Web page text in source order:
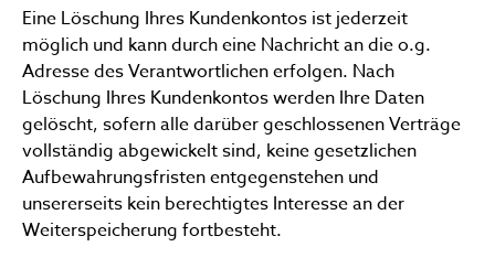
Eine Löschung Ihres Kundenkontos ist jederzeit
möglich und kann durch eine Nachricht an die o.g.
Adresse des Verantwortlichen erfolgen. Nach
Löschung Ihres Kundenkontos werden Ihre Daten
gelöscht, sofern alle darüber geschlossenen Verträge
vollständig abgewickelt sind, keine gesetzlichen
Aufbewahrungsfristen entgegenstehen und
unsererseits kein berechtigtes Interesse an der
Weiterspeicherung fortbesteht.